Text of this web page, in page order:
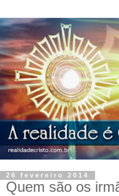
26 fevereiro 2014
Quem são os